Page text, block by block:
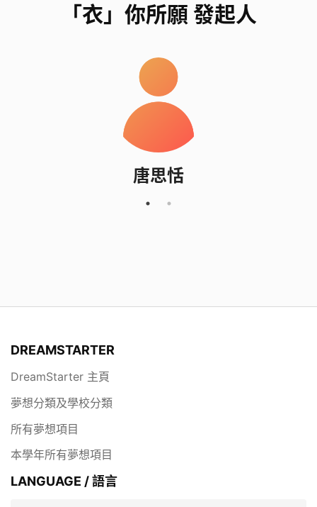
最後是宣傳階段，如何讓這個活動獲得更大的影響
需要的資源及人力
「衣」你所願 發起人
唐思恬
DREAMSTARTER
DreamStarter 主頁
夢想分類及學校分類
所有夢想項目
本學年所有夢想項目
LANGUAGE / 語言